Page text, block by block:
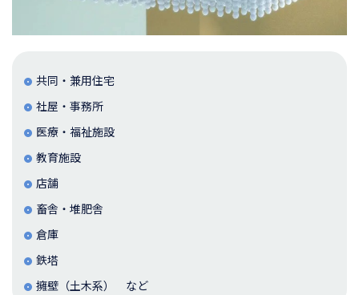
共同・兼用住宅
社屋・事務所
医療・福祉施設
教育施設
店舗
畜舎・堆肥舎
倉庫
鉄塔
擁壁（土木系） など